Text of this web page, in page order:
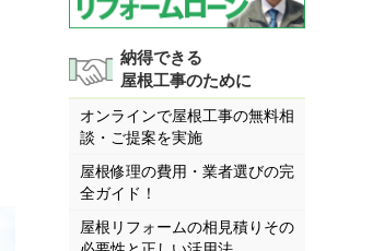
納得できる
屋根工事のために
オンラインで屋根工事の無料相
談・ご提案を実施
屋根修理の費用・業者選びの完
全ガイド！
屋根リフォームの相見積りその